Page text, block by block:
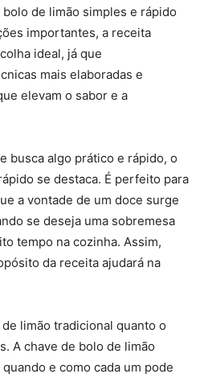
de limão simples e rápido
importantes, a receita
ideal, já que
mais elaboradas e
elevam o sabor e a
busca algo prático e rápido, o
se destaca. É perfeito para
a vontade de um doce surge
se deseja uma sobremesa
tempo na cozinha. Assim,
da receita ajudará na
limão tradicional quanto o
A chave de bolo de limão
e como cada um pode